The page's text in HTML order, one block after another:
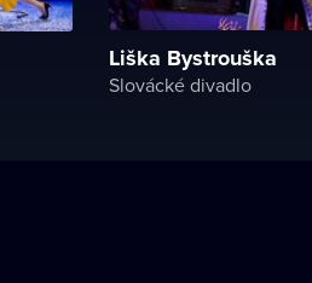
Liška Bystrouška
Slovácké divadlo